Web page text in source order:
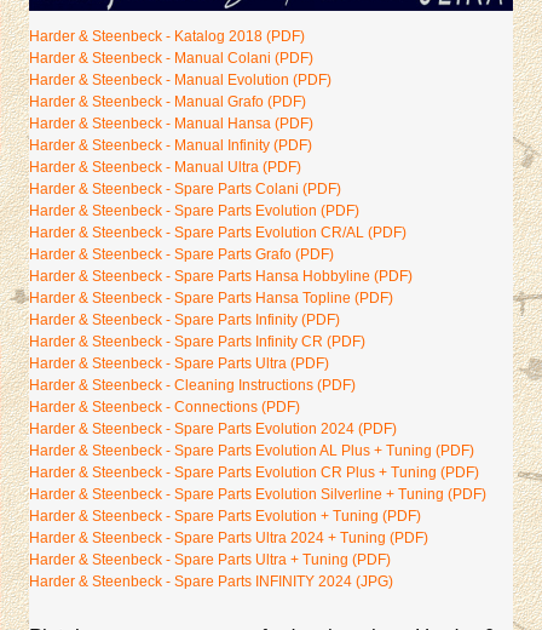
Harder & Steenbeck - Katalog 2018 (PDF)
Harder & Steenbeck - Manual Colani (PDF)
Harder & Steenbeck - Manual Evolution (PDF)
Harder & Steenbeck - Manual Grafo (PDF)
Harder & Steenbeck - Manual Hansa (PDF)
Harder & Steenbeck - Manual Infinity (PDF)
Harder & Steenbeck - Manual Ultra (PDF)
Harder & Steenbeck - Spare Parts Colani (PDF)
Harder & Steenbeck - Spare Parts Evolution (PDF)
Harder & Steenbeck - Spare Parts Evolution CR/AL (PDF)
Harder & Steenbeck - Spare Parts Grafo (PDF)
Harder & Steenbeck - Spare Parts Hansa Hobbyline (PDF)
Harder & Steenbeck - Spare Parts Hansa Topline (PDF)
Harder & Steenbeck - Spare Parts Infinity (PDF)
Harder & Steenbeck - Spare Parts Infinity CR (PDF)
Harder & Steenbeck - Spare Parts Ultra (PDF)
Harder & Steenbeck - Cleaning Instructions (PDF)
Harder & Steenbeck - Connections (PDF)
Harder & Steenbeck - Spare Parts Evolution 2024 (PDF)
Harder & Steenbeck - Spare Parts Evolution AL Plus + Tuning (PDF)
Harder & Steenbeck - Spare Parts Evolution CR Plus + Tuning (PDF)
Harder & Steenbeck - Spare Parts Evolution Silverline + Tuning (PDF)
Harder & Steenbeck - Spare Parts Evolution + Tuning (PDF)
Harder & Steenbeck - Spare Parts Ultra 2024 + Tuning (PDF)
Harder & Steenbeck - Spare Parts Ultra + Tuning (PDF)
Harder & Steenbeck - Spare Parts INFINITY 2024 (JPG)